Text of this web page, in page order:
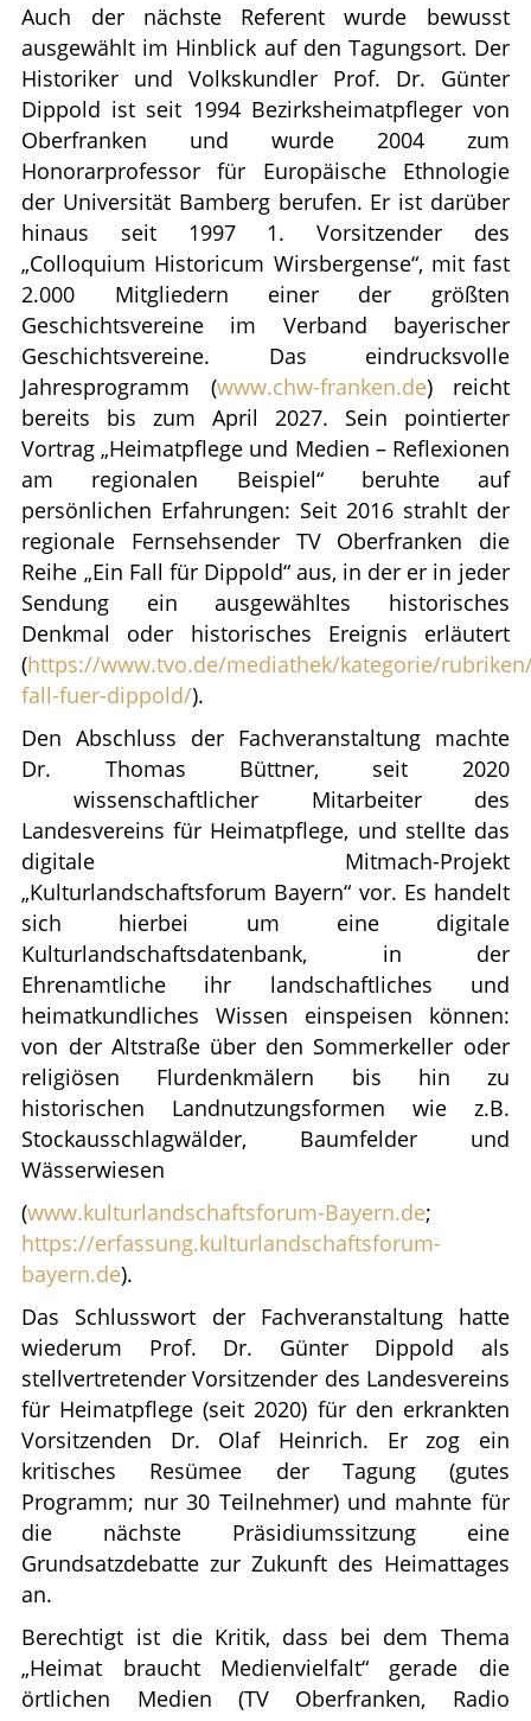
Auch der nächste Referent wurde bewusst
ausgewählt im Hinblick auf den Tagungsort. Der
Historiker und Volkskundler Prof. Dr. Günter
Dippold ist seit 1994 Bezirksheimatpfleger von
Oberfranken und wurde 2004 zum
Honorarprofessor für Europäische Ethnologie
der Universität Bamberg berufen. Er ist darüber
hinaus seit 1997 1. Vorsitzender des
„Colloquium Historicum Wirsbergense“, mit fast
2.000 Mitgliedern einer der größten
Geschichtsvereine im Verband bayerischer
Geschichtsvereine. Das eindrucksvolle
Jahresprogramm (www.chw-franken.de) reicht
bereits bis zum April 2027. Sein pointierter
Vortrag „Heimatpflege und Medien – Reflexionen
am regionalen Beispiel“ beruhte auf
persönlichen Erfahrungen: Seit 2016 strahlt der
regionale Fernsehsender TV Oberfranken die
Reihe „Ein Fall für Dippold“ aus, in der er in jeder
Sendung ein ausgewähltes historisches
Denkmal oder historisches Ereignis erläutert
(https://www.tvo.de/mediathek/kategorie/
fall-fuer-dippold/).
Den Abschluss der Fachveranstaltung machte
Dr. Thomas Büttner, seit 2020
wissenschaftlicher Mitarbeiter des
Landesvereins für Heimatpflege, und stellte das
digitale Mitmach-Projekt
„Kulturlandschaftsforum Bayern“ vor. Es handelt
sich hierbei um eine digitale
Kulturlandschaftsdatenbank, in der
Ehrenamtliche ihr landschaftliches und
heimatkundliches Wissen einspeisen können:
von der Altstraße über den Sommerkeller oder
religiösen Flurdenkmälern bis hin zu
historischen Landnutzungsformen wie z.B.
Stockausschlagwälder, Baumfelder und
Wässerwiesen
(www.kulturlandschaftsforum-Bayern.de;
https://erfassung.kulturlandschaftsforum-
bayern.de).
Das Schlusswort der Fachveranstaltung hatte
wiederum Prof. Dr. Günter Dippold als
stellvertretender Vorsitzender des Landesvereins
für Heimatpflege (seit 2020) für den erkrankten
Vorsitzenden Dr. Olaf Heinrich. Er zog ein
kritisches Resümee der Tagung (gutes
Programm; nur 30 Teilnehmer) und mahnte für
die nächste Präsidiumssitzung eine
Grundsatzdebatte zur Zukunft des Heimattages
an.
Berechtigt ist die Kritik, dass bei dem Thema
„Heimat braucht Medienvielfalt“ gerade die
örtlichen Medien (TV Oberfranken, Radio